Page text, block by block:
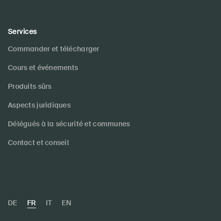
Services
Commander et télécharger
Cours et événements
Produits sûrs
Aspects juridiques
Délégués à la sécurité et communes
Contact et conseil
DE FR IT EN